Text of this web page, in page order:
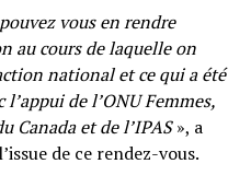
vous en rendre
au cours de laquelle on
national et ce qui a été
de l’ONU Femmes,
Canada et de l’IPAS», a
de ce rendez-vous.